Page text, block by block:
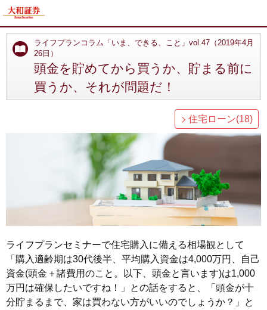
ライフプランコラム「いま、できる、こと」vol.47（2019年4月
26日）
頭金を貯めてから買うか、貯まる前に
買うか、それが問題だ！
住宅ローン(18)
ライフプランセミナーで住宅購入に備える相場観として
「購入適齢期は30代後半、平均購入資金は4,000万円、自己
資金(頭金＋諸費用のこと。以下、頭金と言います)は1,000
万円は確保したいですね！」との話をすると、「頭金が十
分貯まるまで、家は買わない方がいいのでしょうか？」と